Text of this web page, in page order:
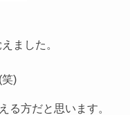
ました。
)
る方だと思います。